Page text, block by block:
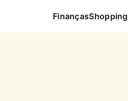
FinançasShopping